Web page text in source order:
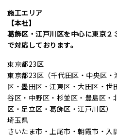
施工エリア
【本社】
葛飾区・江戸川区を中心に東京２
で対応しております。
東京都23区
東京都23区（千代田区・中央区
区・墨田区・江東区・大田区・世
谷区・中野区・杉並区・豊島区・
区・足立区・葛飾区・江戸川区）
埼玉県
さいたま市・上尾市・朝霞市・